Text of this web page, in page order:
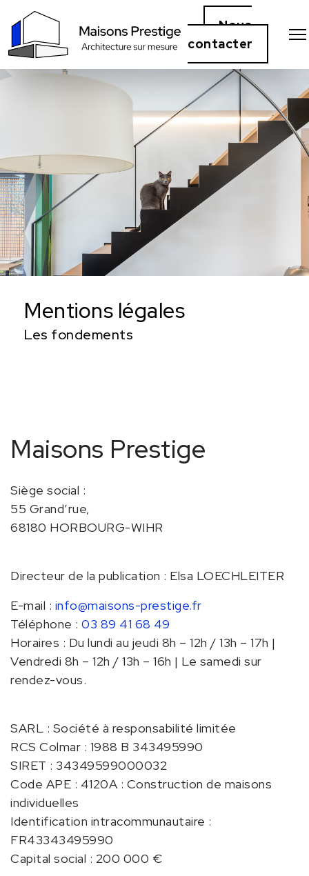
Nous
contacter
Mentions légales
Les fondements
Maisons Prestige
Siège social :
55 Grand’rue,
68180 HORBOURG-WIHR
Directeur de la publication : Elsa LOECHLEITER
E-mail : info@maisons-prestige.fr
Téléphone : 03 89 41 68 49
Horaires : Du lundi au jeudi 8h – 12h / 13h – 17h |
Vendredi 8h – 12h / 13h – 16h | Le samedi sur
rendez-vous.
SARL : Société à responsabilité limitée
RCS Colmar : 1988 B 343495990
SIRET : 34349599000032
Code APE : 4120A : Construction de maisons
individuelles
Identification intracommunautaire :
FR43343495990
Capital social : 200 000 €